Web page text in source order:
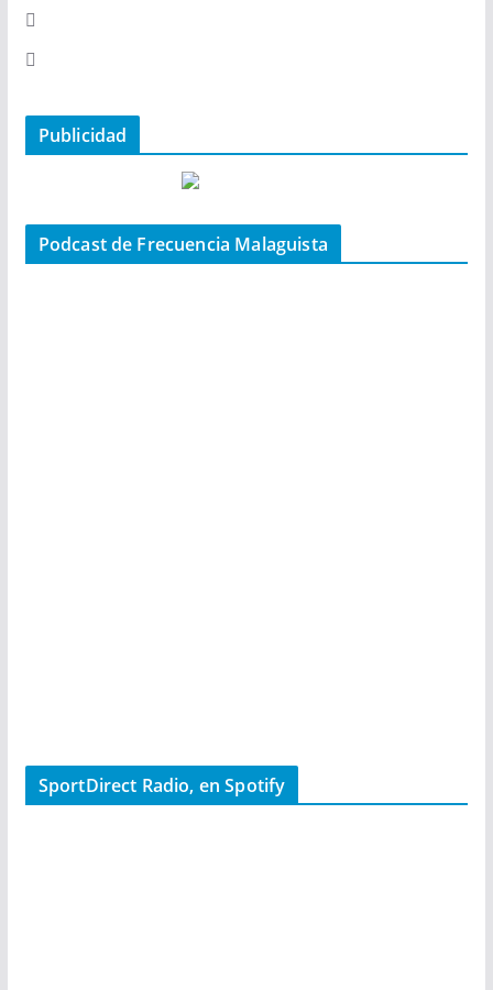
Publicidad
Podcast de Frecuencia Malaguista
SportDirect Radio, en Spotify